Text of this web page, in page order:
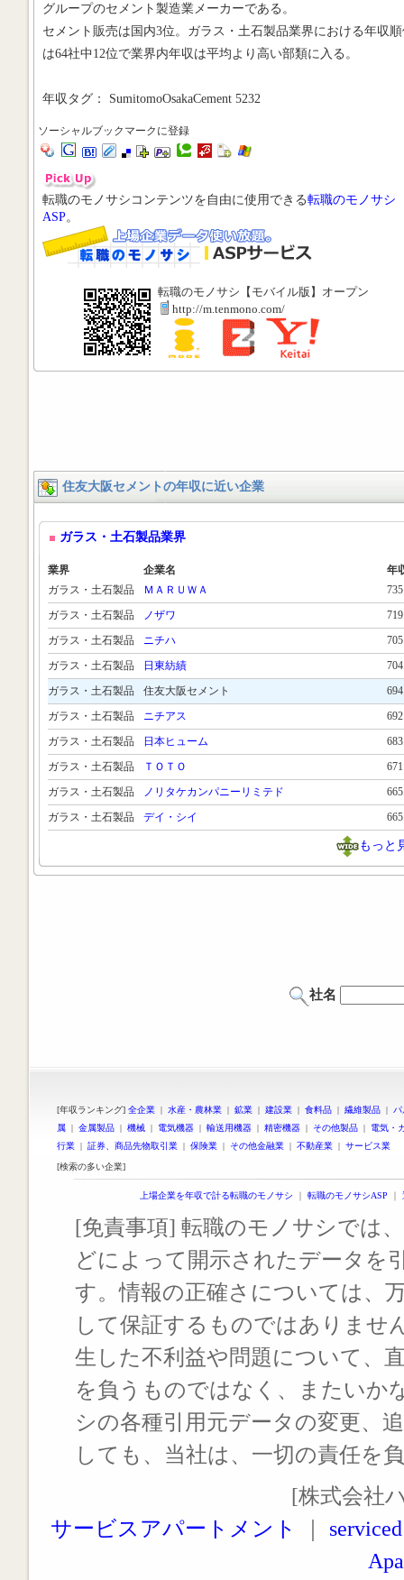
グループのセメント製造業メーカーである。
セメント販売は国内3位。ガラス・土石製品業界における年収
は64社中12位で業界内年収は平均より高い部類に入る。
年収タグ： SumitomoOsakaCement 5232
ソーシャルブックマークに登録
転職のモノサシコンテンツを自由に使用できる転職のモノサシ
ASP。
転職のモノサシ【モバイル版】オープン
http://m.tenmono.com/
住友大阪セメントの年収に近い企業
ガラス・土石製品業界
業界 企業名
年
ガラス・土石製品
ＭＡＲＵＷＡ
ガラス・土石製品
ノザワ
ガラス・土石製品
ニチハ
ガラス・土石製品
日東紡績
ガラス・土石製品
住友大阪セメント
ガラス・土石製品
ニチアス
ガラス・土石製品
日本ヒューム
ガラス・土石製品
ＴＯＴＯ
ガラス・土石製品
ノリタケカンパニーリミテド
ガラス・土石製品
デイ・シイ
もっと
社名
[年収ランキング] 全企業 | 水産・農林業 | 鉱業 | 建設業 | 食料品 | 繊維製品 |
属 | 金属製品 | 機械 | 電気機器 | 輸送用機器 | 精密機器 | その他製品 | 電気・
行業 | 証券、商品先物取引業 | 保険業 | その他金融業 | 不動産業 | サービス業
[検索の多い企業]
上場企業を年収で計る転職のモノサシ ｜ 転職のモノサシASP ｜
[免責事項] 転職のモノサシでは
どによって開示されたデータを
す。情報の正確さについては、
して保証するものではありませ
生した不利益や問題について、
を負うものではなく、またいか
シの各種引用元データの変更、
しても、当社は、一切の責任を
[株式会社
サービスアパートメント